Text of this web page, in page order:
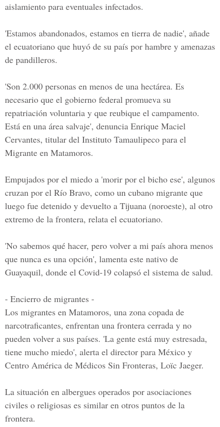
aislamiento para eventuales infectados.
'Estamos abandonados, estamos en tierra de nadie', añade
el ecuatoriano que huyó de su país por hambre y amenazas
de pandilleros.
'Son 2.000 personas en menos de una hectárea. Es
necesario que el gobierno federal promueva su
repatriación voluntaria y que reubique el campamento.
Está en una área salvaje', denuncia Enrique Maciel
Cervantes, titular del Instituto Tamaulipeco para el
Migrante en Matamoros.
Empujados por el miedo a 'morir por el bicho ese', algunos
cruzan por el Río Bravo, como un cubano migrante que
luego fue detenido y devuelto a Tijuana (noroeste), al otro
extremo de la frontera, relata el ecuatoriano.
'No sabemos qué hacer, pero volver a mi país ahora menos
que nunca es una opción', lamenta este nativo de
Guayaquil, donde el Covid-19 colapsó el sistema de salud.
- Encierro de migrantes -
Los migrantes en Matamoros, una zona copada de
narcotraficantes, enfrentan una frontera cerrada y no
pueden volver a sus países. 'La gente está muy estresada,
tiene mucho miedo', alerta el director para México y
Centro América de Médicos Sin Fronteras, Loïc Jaeger.
La situación en albergues operados por asociaciones
civiles o religiosas es similar en otros puntos de la
frontera.